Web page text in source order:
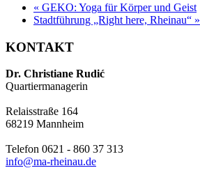
« GEKO: Yoga für Körper und Geist
Stadtführung „Right here, Rheinau“ »
KONTAKT
Dr. Christiane Rudić
Quartiermanagerin
Relaisstraße 164
68219 Mannheim
Telefon 0621 - 860 37 313
info@ma-rheinau.de